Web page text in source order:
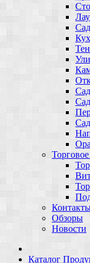
Обзоры
Новости
Каталог